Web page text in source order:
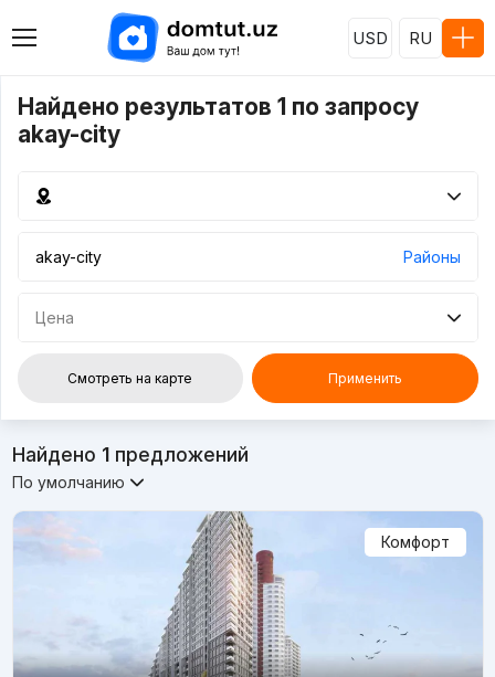
USD RU
Найдено результатов 1 по запросу
akay-city
Районы
Цена
Смотреть на карте Применить
Найдено 1предложений
По умолчанию
Комфорт